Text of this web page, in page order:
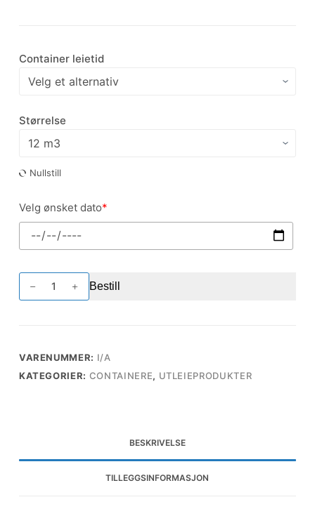
Container leietid
Størrelse
Nullstill
Velg ønsket dato*
Container
utleie
Bestill
VARENUMMER: I/A
KATEGORIER: CONTAINERE, UTLEIEPRODUKTER
BESKRIVELSE
TILLEGGSINFORMASJON